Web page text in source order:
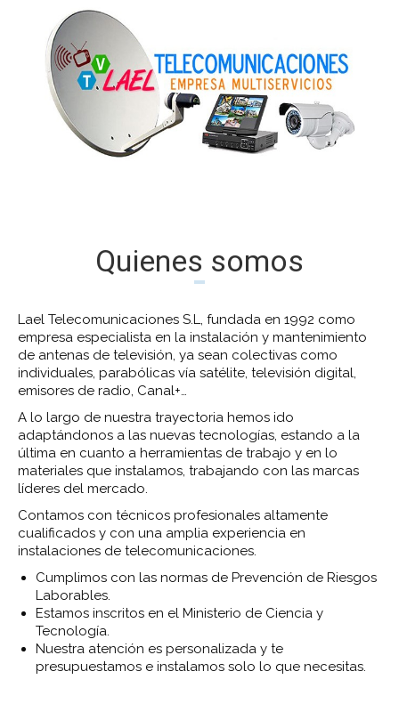
Quienes somos
Lael Telecomunicaciones S.L, fundada en 1992 como
empresa especialista en la instalación y mantenimiento
de antenas de televisión, ya sean colectivas como
individuales, parabólicas vía satélite, televisión digital,
emisores de radio, Canal+…
A lo largo de nuestra trayectoria hemos ido
adaptándonos a las nuevas tecnologías, estando a la
última en cuanto a herramientas de trabajo y en lo
materiales que instalamos, trabajando con las marcas
líderes del mercado.
Contamos con técnicos profesionales altamente
cualificados y con una amplia experiencia en
instalaciones de telecomunicaciones.
Cumplimos con las normas de Prevención de Riesgos
Laborables.
Estamos inscritos en el Ministerio de Ciencia y
Tecnología.
Nuestra atención es personalizada y te
presupuestamos e instalamos solo lo que necesitas.